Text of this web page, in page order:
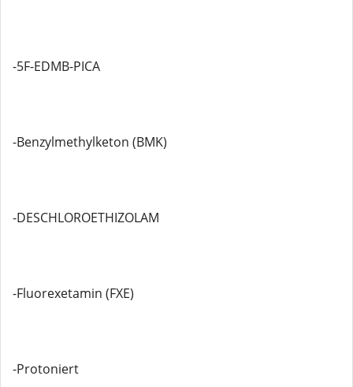
-5F-EDMB-PICA
-Benzylmethylketon (BMK)
-DESCHLOROETHIZOLAM
-Fluorexetamin (FXE)
-Protoniert